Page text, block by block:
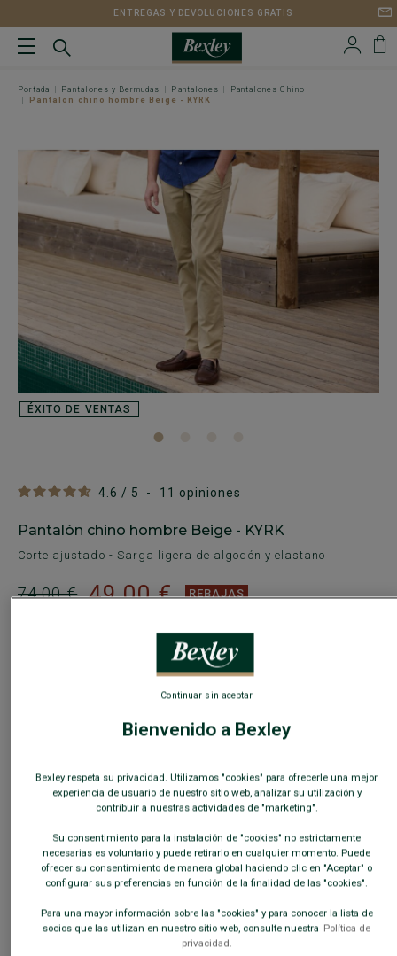
ENTREGAS Y DEVOLUCIONES GRATIS
Portada Pantalones y Bermudas Pantalones
Pantalones Chino
Pantalón chino hombre Beige - KYRK
4.6 / 5 - 11 opiniones
Pantalón chino hombre Beige - KYRK
Corte ajustado - Sarga ligera de algodón y elastano
74,00 € 49,00 € REBAJAS
COLORES DISPONIBLES
Este modelo talla pequeño; elija una talla más de su talla
Guía de tallas
¿Cual es mi talla?
Disponibilidad en nuestras tiendas
ÉXITO DE VENTAS
Bienvenido a Bexley
Bexley respeta su privacidad. Utilizamos "cookies" para ofrecerle una mejor
experiencia de usuario de nuestro sitio web, analizar su utilización y
contribuir a nuestras actividades de "marketing".
Su consentimiento para la instalación de "cookies" no estrictamente
necesarias es voluntario y puede retirarlo en cualquier momento. Puede
ofrecer su consentimiento de manera global haciendo clic en "Aceptar" o
configurar sus preferencias en función de la finalidad de las "cookies".
Para una mayor información sobre las "cookies" y para conocer la lista de
socios que las utilizan en nuestro sitio web, consulte nuestra Política de
privacidad.
Continuar sin aceptar